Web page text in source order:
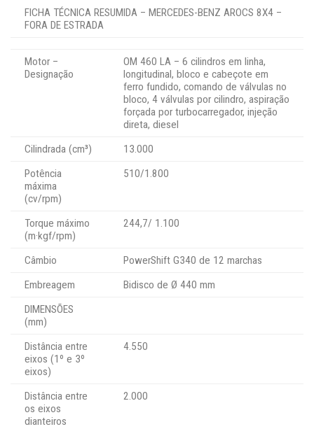
FICHA TÉCNICA RESUMIDA – MERCEDES-BENZ AROCS 8X4 –
FORA DE ESTRADA
Motor –
Designação
OM 460 LA – 6 cilindros em linha,
longitudinal, bloco e cabeçote em
ferro fundido, comando de válvulas no
bloco, 4 válvulas por cilindro, aspiração
forçada por turbocarregador, injeção
direta, diesel
Cilindrada (cm³)
13.000
Potência
máxima
(cv/rpm)
510/1.800
Torque máximo
(m·kgf/rpm)
244,7/ 1.100
Câmbio
PowerShift G340 de 12 marchas
Embreagem
Bidisco de Ø 440 mm
DIMENSÕES
(mm)
Distância entre
eixos (1º e 3º
eixos)
4.550
Distância entre
os eixos
dianteiros
2.000